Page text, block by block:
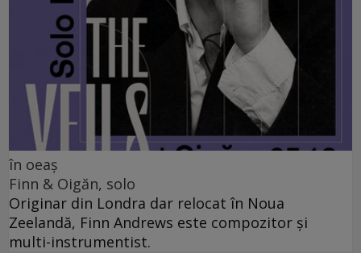
în oeaș
Finn & Oigăn, solo
Originar din Londra dar relocat în Noua
Zeelandă, Finn Andrews este compozitor și
multi-instrumentist.